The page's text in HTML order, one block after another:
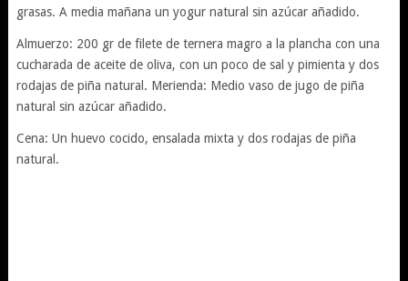
grasas. A media mañana un yogur natural sin azúcar añadido.
Almuerzo: 200 gr de filete de ternera magro a la plancha con una
cucharada de aceite de oliva, con un poco de sal y pimienta y dos
rodajas de piña natural. Merienda: Medio vaso de jugo de piña
natural sin azúcar añadido.
Cena: Un huevo cocido, ensalada mixta y dos rodajas de piña
natural.